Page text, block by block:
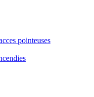
pointeuses